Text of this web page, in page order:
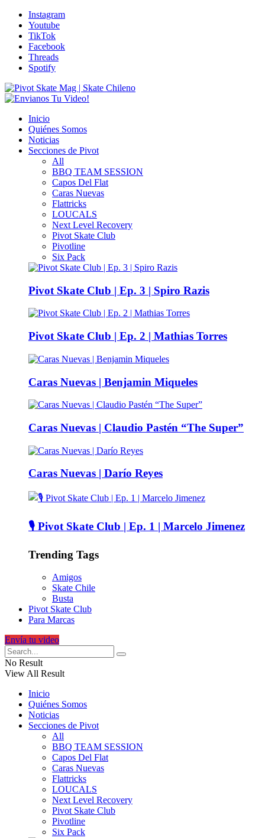
Instagram
Youtube
TikTok
Facebook
Threads
Spotify
Inicio
Quiénes Somos
Noticias
Secciones de Pivot
All
BBQ TEAM SESSION
Capos Del Flat
Caras Nuevas
Flattricks
LOUCALS
Next Level Recovery
Pivot Skate Club
Pivotline
Six Pack
Pivot Skate Club | Ep. 3 | Spiro Razis
Pivot Skate Club | Ep. 2 | Mathias Torres
Caras Nuevas | Benjamin Miqueles
Caras Nuevas | Claudio Pastén “The Super”
Caras Nuevas | Darío Reyes
🎙️ Pivot Skate Club | Ep. 1 | Marcelo Jimenez
Trending Tags
Amigos
Skate Chile
Busta
Pivot Skate Club
Para Marcas
Envía tu video
No Result
View All Result
Inicio
Quiénes Somos
Noticias
Secciones de Pivot
All
BBQ TEAM SESSION
Capos Del Flat
Caras Nuevas
Flattricks
LOUCALS
Next Level Recovery
Pivot Skate Club
Pivotline
Six Pack